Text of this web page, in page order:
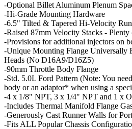
-Optional Billet Aluminum Plenum
-Hi-Grade Mounting Hardware
-6.5" Tilted & Tapered Hi-Velocity
-Raised 87mm Velocity Stacks -
-Provisions for additional injectors on
-Unique Mounting Flange Universally
Heads (No D16A9/D16Z5)
-90mm Throttle Body Flange
-Std. 5.0L Ford Pattern (Note: You
body or an adaptor* when using a
-4 x 1/8" NPT, 3 x 1/4" NPT and 1 x
-Includes Thermal Manifold Flange
-Generously Cast Runner Walls for
-Fits ALL Popular Chassis